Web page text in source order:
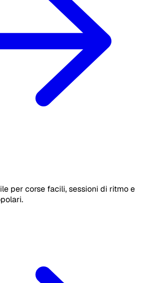
per corse facili, sessioni di ritmo e